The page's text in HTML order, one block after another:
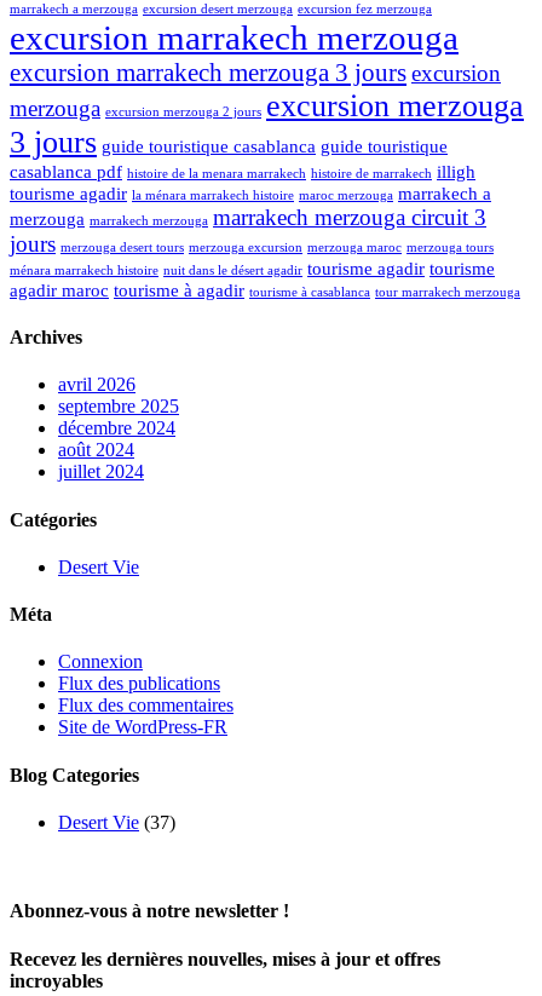
marrakech a merzouga excursion desert merzouga excursion fez merzouga
excursion marrakech merzouga
excursion marrakech merzouga 3 joursexcursion
merzouga excursion merzouga 2 jours excursion merzouga
3 jours guide touristique casablanca guide touristique
casablanca pdf histoire de la menara marrakech histoire de marrakech illigh
tourisme agadir la ménara marrakech histoire maroc merzouga marrakech a
merzouga marrakech merzouga marrakech merzouga circuit 3
jours merzouga desert tours merzouga excursion merzouga maroc merzouga tours
ménara marrakech histoire nuit dans le désert agadir tourisme agadir tourisme
agadir maroc tourisme à agadir tourisme à casablanca tour marrakech merzouga
Archives
avril 2026
septembre 2025
décembre 2024
août 2024
juillet 2024
Catégories
Desert Vie
Méta
Connexion
Flux des publications
Flux des commentaires
Site de WordPress-FR
Blog Categories
Desert Vie (37)
Abonnez-vous à notre newsletter !
Recevez les dernières nouvelles, mises à jour et offres
incroyables